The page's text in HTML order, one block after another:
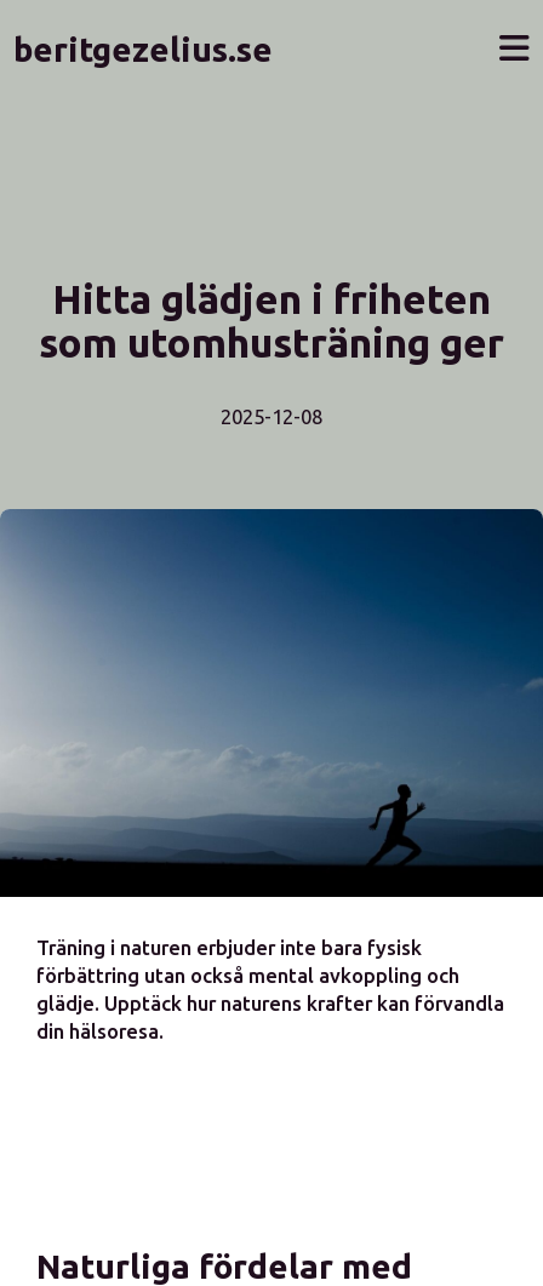
beritgezelius.se
Hitta glädjen i friheten
som utomhusträning ger
2025-12-08
Träning i naturen erbjuder inte bara fysisk
förbättring utan också mental avkoppling och
glädje. Upptäck hur naturens krafter kan förvandla
din hälsoresa.
Naturliga fördelar med